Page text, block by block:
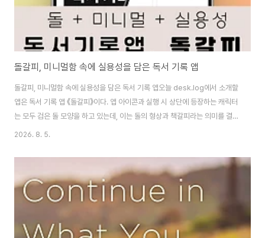
돌갈피, 미니멀함 속에 실용성을 담은 독서 기록 앱
돌갈피, 미니멀함 속에 실용성을 담은 독서 기록 앱오늘 desk.log에서 소개할
앱은 독서 기록 앱 《돌갈피》이다. 앱 아이콘과 실행 시 상단에 등장하는 캐릭터
는 모두 검은 돌 모양을 하고 있는데, 이는 돌의 형상과 책갈피라는 의미를 결합
해 지은 이름이다. 이 앱의 가장 큰 장점은 단순하면서도 사용자 편의성이 뛰어
벼운 사용성이 무엇보다 중요하다. 돌갈피의 기능을 하나씩 살펴본다.책 등록
은 검색 한 번으로 끝난다돌갈피를 실행하면 홈 화면 좌측 상단에 + 버튼이 보
인다. 이 버튼을 누르면 곧바로 새 책을 등록할 수 있다. 검색을 통해 등록하는
방법과 직접 입력하는 방법 두 가지를 모두 지원한다. 대부분은 제목이나 저자
2026. 8. 5.